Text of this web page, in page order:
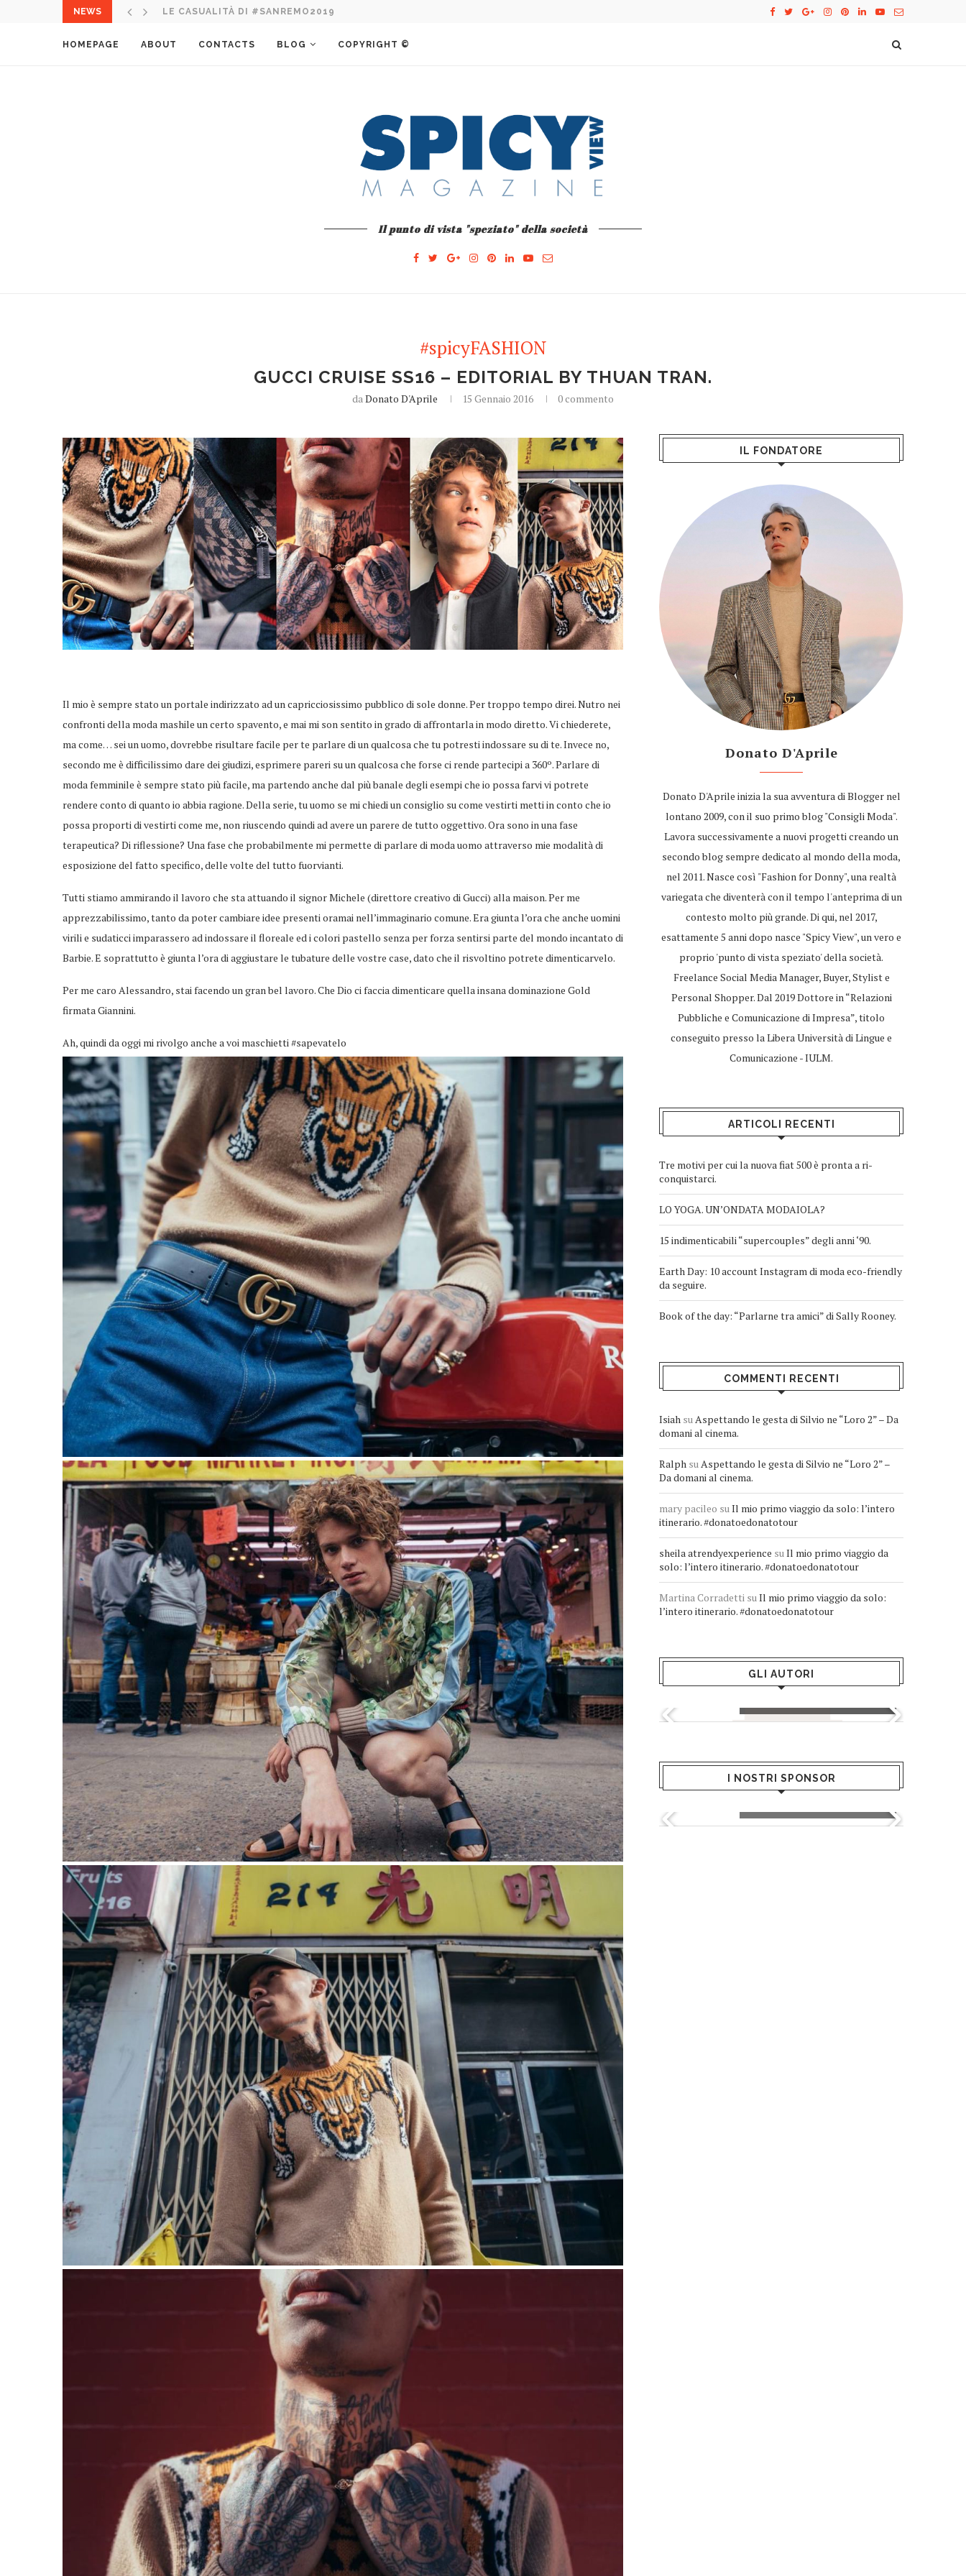
NEWS ITALIA NEL MONDO: 10 CORSO COMO E L’AVVENTURA...
HOMEPAGE ABOUT CONTACTS BLOG COPYRIGHT ©
Il punto di vista "speziato" della società
#spicyFASHION
GUCCI CRUISE SS16 – EDITORIAL BY THUAN TRAN.
daDonato D'Aprile 15 Gennaio 2016 0 commento
Il mio è sempre stato un portale indirizzato ad un capricciosissimo pubblico di sole donne. Per troppo tempo direi. Nutro nei
confronti della moda mashile un certo spavento, e mai mi son sentito in grado di affrontarla in modo diretto. Vi chiederete,
ma come… sei un uomo, dovrebbe risultare facile per te parlare di un qualcosa che tu potresti indossare su di te. Invece no,
secondo me è difficilissimo dare dei giudizi, esprimere pareri su un qualcosa che forse ci rende partecipi a 360º. Parlare di
moda femminile è sempre stato più facile, ma partendo anche dal più banale degli esempi che io possa farvi vi potrete
rendere conto di quanto io abbia ragione. Della serie, tu uomo se mi chiedi un consiglio su come vestirti metti in conto che io
possa proporti di vestirti come me, non riuscendo quindi ad avere un parere de tutto oggettivo. Ora sono in una fase
terapeutica? Di riflessione? Una fase che probabilmente mi permette di parlare di moda uomo attraverso mie modalità di
esposizione del fatto specifico, delle volte del tutto fuorvianti.
Tutti stiamo ammirando il lavoro che sta attuando il signor Michele (direttore creativo di Gucci) alla maison. Per me
apprezzabilissimo, tanto da poter cambiare idee presenti oramai nell’immaginario comune. Era giunta l’ora che anche uomini
virili e sudaticci imparassero ad indossare il floreale ed i colori pastello senza per forza sentirsi parte del mondo incantato di
Barbie. E soprattutto è giunta l’ora di aggiustare le tubature delle vostre case, dato che il risvoltino potrete dimenticarvelo.
Per me caro Alessandro, stai facendo un gran bel lavoro. Che Dio ci faccia dimenticare quella insana dominazione Gold
firmata Giannini.
Ah, quindi da oggi mi rivolgo anche a voi maschietti #sapevatelo
IL FONDATORE
Donato D'Aprile
Donato D'Aprile inizia la sua avventura di Blogger nel
lontano 2009, con il suo primo blog "Consigli Moda".
Lavora successivamente a nuovi progetti creando un
secondo blog sempre dedicato al mondo della moda,
nel 2011. Nasce così "Fashion for Donny", una realtà
variegata che diventerà con il tempo l'anteprima di un
contesto molto più grande. Di qui, nel 2017,
esattamente 5 anni dopo nasce "Spicy View", un vero e
proprio 'punto di vista speziato' della società.
Freelance Social Media Manager, Buyer, Stylist e
Personal Shopper. Dal 2019 Dottore in “Relazioni
Pubbliche e Comunicazione di Impresa”, titolo
conseguito presso la Libera Università di Lingue e
Comunicazione - IULM.
ARTICOLI RECENTI
Tre motivi per cui la nuova fiat 500 è pronta a ri-
conquistarci.
LO YOGA. UN’ONDATA MODAIOLA?
15 indimenticabili “supercouples” degli anni ‘90.
Earth Day: 10 account Instagram di moda eco-friendly
da seguire.
Book of the day: “Parlarne tra amici” di Sally Rooney.
COMMENTI RECENTI
Isiah suAspettando le gesta di Silvio ne “Loro 2” – Da
domani al cinema.
Ralph suAspettando le gesta di Silvio ne “Loro 2” –
Da domani al cinema.
mary pacileo suIl mio primo viaggio da solo: l’intero
itinerario. #donatoedonatotour
sheila atrendyexperience suIl mio primo viaggio da
solo: l’intero itinerario. #donatoedonatotour
Martina Corradetti suIl mio primo viaggio da solo:
l’intero itinerario. #donatoedonatotour
GLI AUTORI
I NOSTRI SPONSOR